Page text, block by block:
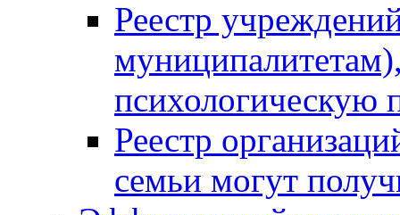
Реестр
Реестр
семьи могут